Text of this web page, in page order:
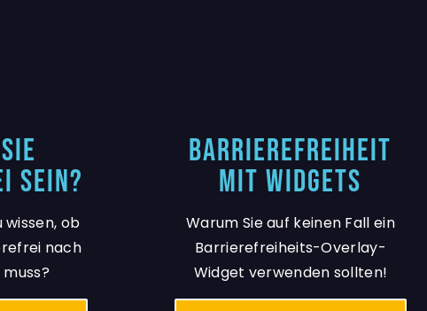
sein?
ob
nach
muss?
Barrierefreiheit
mit Widgets
Warum Sie auf keinen Fall ein
Barrierefreiheits-Overlay-
Widget verwenden sollten!